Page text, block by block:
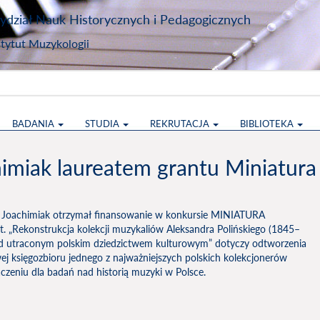
Nauk Historycznych i Pedagogicznych
Muzykologii
BADANIA STUDIA REKRUTACJA BIBLIOTEKA
laureatem grantu Miniatura
otrzymał finansowanie w konkursie MINIATURA
kolekcji muzykaliów Aleksandra Polińskiego (1845–
utraconym polskim dziedzictwem kulturowym” dotyczy odtworzenia
księgozbioru jednego z najważniejszych polskich kolekcjonerów
dla badań nad historią muzyki w Polsce.